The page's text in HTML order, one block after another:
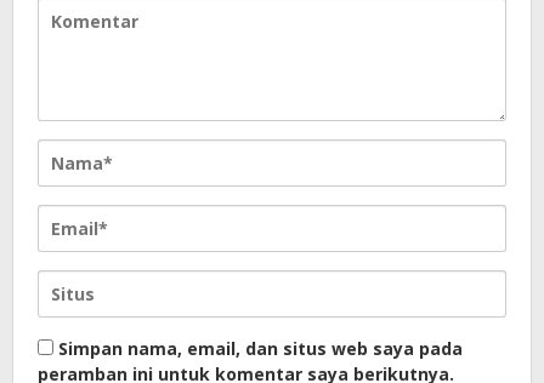
Simpan nama, email, dan situs web saya pada
peramban ini untuk komentar saya berikutnya.